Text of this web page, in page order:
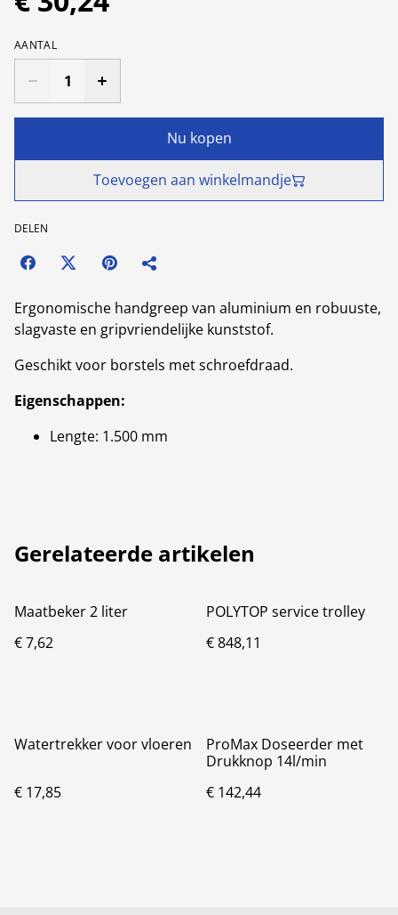
AANTAL
Nu kopen
Toevoegen aan winkelmandje
DELEN
Ergonomische handgreep van aluminium en robuuste,
slagvaste en gripvriendelijke kunststof.
Geschikt voor borstels met schroefdraad.
Eigenschappen:
Lengte: 1.500 mm
Gerelateerde artikelen
Maatbeker 2 liter
€ 7,62
POLYTOP service trolley
€ 848,11
Watertrekker voor vloeren
€ 17,85
ProMax Doseerder met
Drukknop 14l/min
€ 142,44